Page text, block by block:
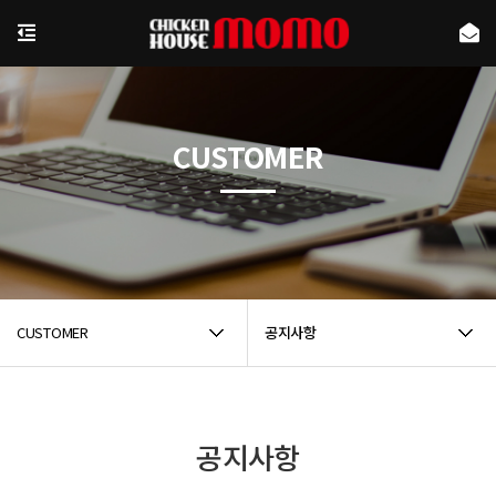
CUSTOMER 공지사항
CUSTOMER
공지사항